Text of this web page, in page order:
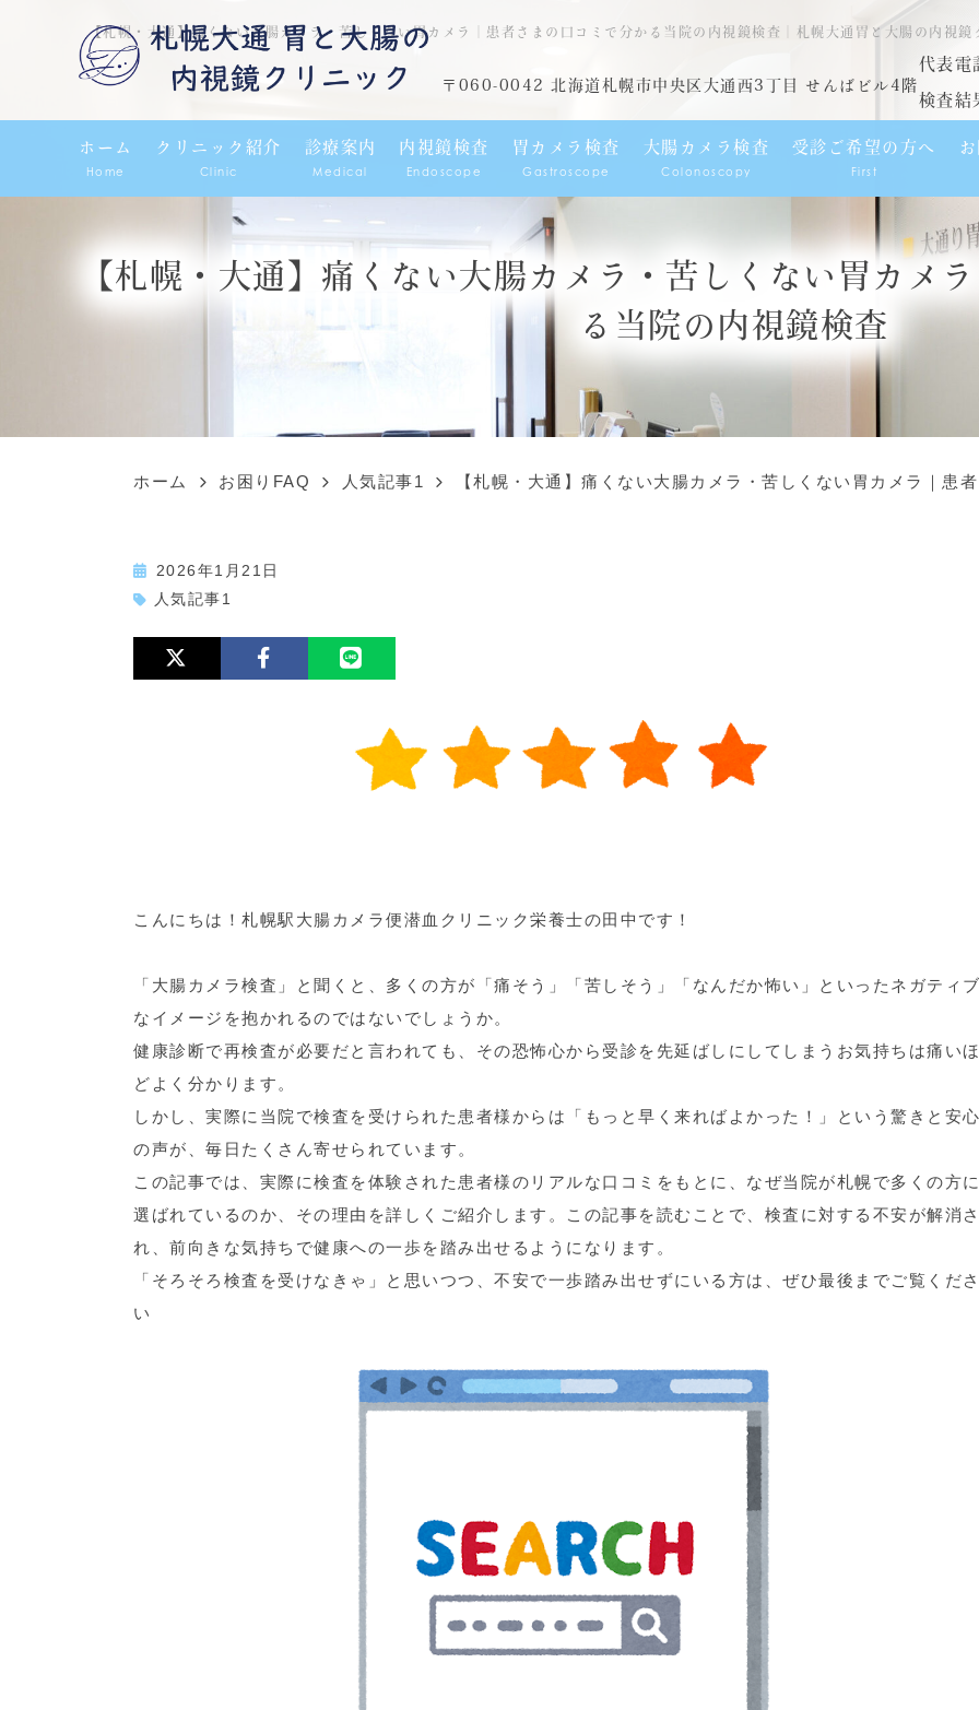
【札幌・大通】痛くない大腸カメラ・苦しくない胃カメラ｜患者さまの口コミで分かる当院の内視鏡検査｜札幌大通胃と大腸の内視
〒060-0042 北海道札幌市中央区大通西3丁目 せんばビル4階
代表電
検査結
ホーム
Home
クリニック紹介
Clinic
診療案内
Medical
内視鏡検査
Endoscope
胃カメラ検査
Gastroscope
大腸カメラ検査
Colonoscopy
受診ご希望の方へ
First
【札幌・大通】痛くない大腸カメラ・苦しくない胃カメ
る当院の内視鏡検査
ホーム お困りFAQ 人気記事1 【札幌・大通】痛くない大腸カメラ・苦しくない胃カメラ｜患
2026年1月21日
人気記事1
こんにちは！札幌駅大腸カメラ便潜血クリニック栄養士の田中です！
「大腸カメラ検査」と聞くと、多くの方が「痛そう」「苦しそう」「なんだか怖い」といったネガティブ
なイメージを抱かれるのではないでしょうか。
健康診断で再検査が必要だと言われても、その恐怖心から受診を先延ばしにしてしまうお気持ちは痛いほ
どよく分かります。
しかし、実際に当院で検査を受けられた患者様からは「もっと早く来ればよかった！」という驚きと安心
の声が、毎日たくさん寄せられています。
この記事では、実際に検査を体験された患者様のリアルな口コミをもとに、なぜ当院が札幌で多くの方に
選ばれているのか、その理由を詳しくご紹介します。この記事を読むことで、検査に対する不安が解消さ
れ、前向きな気持ちで健康への一歩を踏み出せるようになります。
「そろそろ検査を受けなきゃ」と思いつつ、不安で一歩踏み出せずにいる方は、ぜひ最後までご覧くださ
い